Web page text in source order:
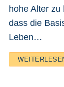
hohe Alter zu
dass die
Leben…